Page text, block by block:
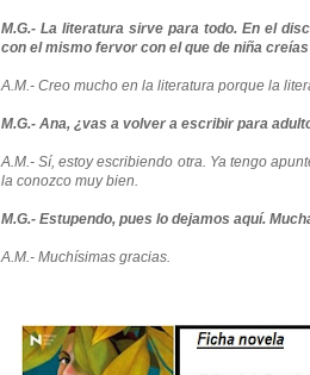
M.G.- La literatura sirve para todo. En el
con el mismo fervor con el que de niña
A.M.- Creo mucho en la literatura porque la
M.G.- Ana, ¿vas a volver a escribir para
A.M.- Sí, estoy escribiendo otra. Ya tengo
la conozco muy bien.
M.G.- Estupendo, pues lo dejamos aquí.
A.M.- Muchísimas gracias.